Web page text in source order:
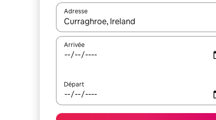
Adresse
Lorsque les résultats s'affichent, utilisez les
Arrivée
Départ